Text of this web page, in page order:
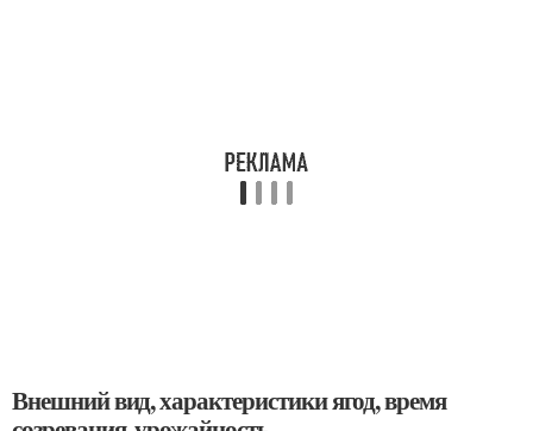
Внешний вид, характеристики ягод, время